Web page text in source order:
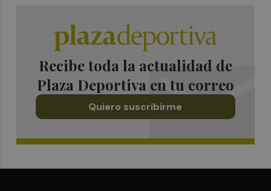
Recibe toda la actualidad de
Plaza Deportiva en tu correo
Quiero suscribirme